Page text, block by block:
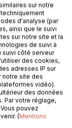
par-delà les
chaque siècle.
le fer de lance
poils, en
serait
s'en
on en vient à
eux-
l'appellation de
préférant les
sur notre
d'analyse (par
ainsi que le suivi
sur notre site et la
de suivi à
suivi côté serveur
des cookies,
adresses IP sur
notre site des
vidéo).
des données
Par votre réglage,
pouvez
(Mentions